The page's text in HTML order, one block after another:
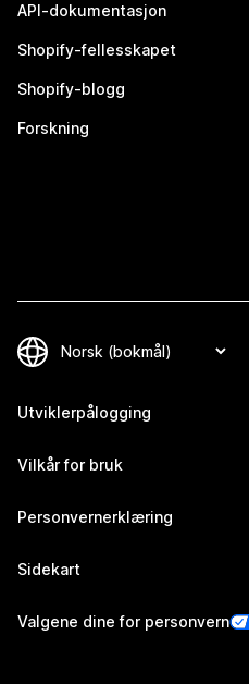
API-dokumentasjon
Shopify-fellesskapet
Shopify-blogg
Forskning
Utviklerpålogging
Vilkår for bruk
Personvernerklæring
Sidekart
Valgene dine for personvern